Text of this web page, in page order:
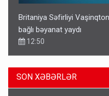
Britaniya Səfirliyi
bağlı bəyanat yaydı
12:50
SON XƏBƏRLƏR